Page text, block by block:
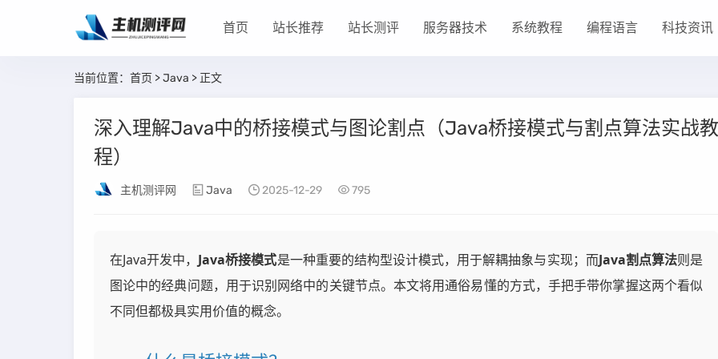
首页 站长推荐 站长测评 服务器技术 系统教程 编程语言 科技资讯
当前位置： 首页 >Java > 正文
深入理解Java中的桥接模式与图论割点（Java桥接模式与割点算法实战教
程）
主机测评网 Java 2025-12-29 795
在Java开发中， Java桥接模式是一种重要的结构型设计模式，用于解耦抽象与实现；而Java割点算法则是
图论中的经典问题，用于识别网络中的关键节点。本文将用通俗易懂的方式，手把手带你掌握这两个看似
不同但都极具实用价值的概念。